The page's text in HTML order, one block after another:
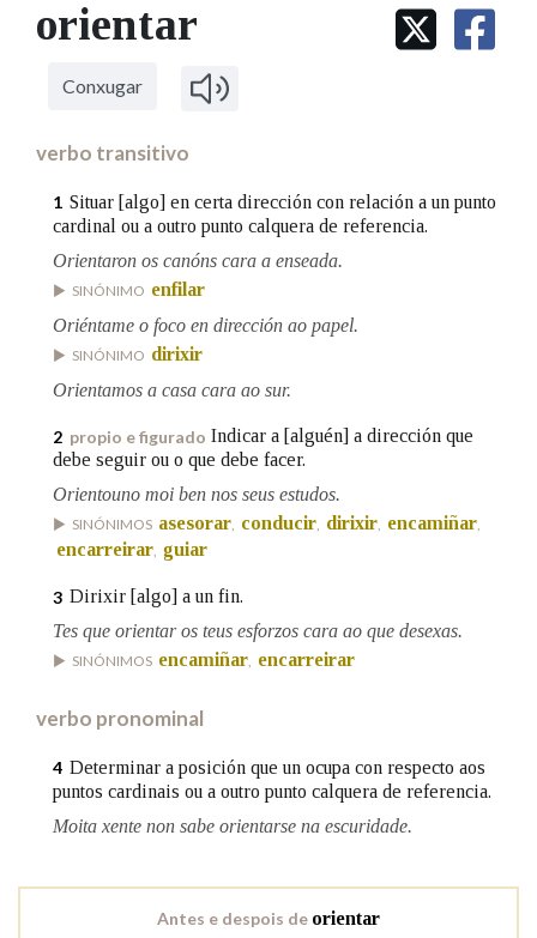
IDENTIDADE CORPORATIVA
MARCIAL DEL ADALID
FIGURAS HOMENAXEADAS
Facebook
TwitterYoutubeInstagram
Bluesky
BUSCAR NOS LEMAS
Comeza por
Contén
BUSCAR NO CONTIDO
Na fraseoloxía
OUTRAS OPCIÓNS DE BUSCA
Marcas gramaticais
orientar
Conxugar
verbo transitivo
1 Situar [algo] en certa dirección con relación a un punto
cardinal ou a outro punto calquera de referencia.
Orientaron os canóns cara a enseada.
SINÓNIMO enfilar
Oriéntame o foco en dirección ao papel.
SINÓNIMO dirixir
Orientamos a casa cara ao sur.
2 propio e figurado Indicar a [alguén] a dirección que
debe seguir ou o que debe facer.
Orientouno moi ben nos seus estudos.
SINÓNIMOS asesorar conducir dirixir encamiñar
encarreirar guiar
3 Dirixir [algo] a un fin.
Tes que orientar os teus esforzos cara ao que desexas.
SINÓNIMOS encamiñar, encarreirar
verbo pronominal
4 Determinar a posición que un ocupa con respecto aos
puntos cardinais ou a outro punto calquera de referencia.
Moita xente non sabe orientarse na escuridade.
Antes e despois de orientar